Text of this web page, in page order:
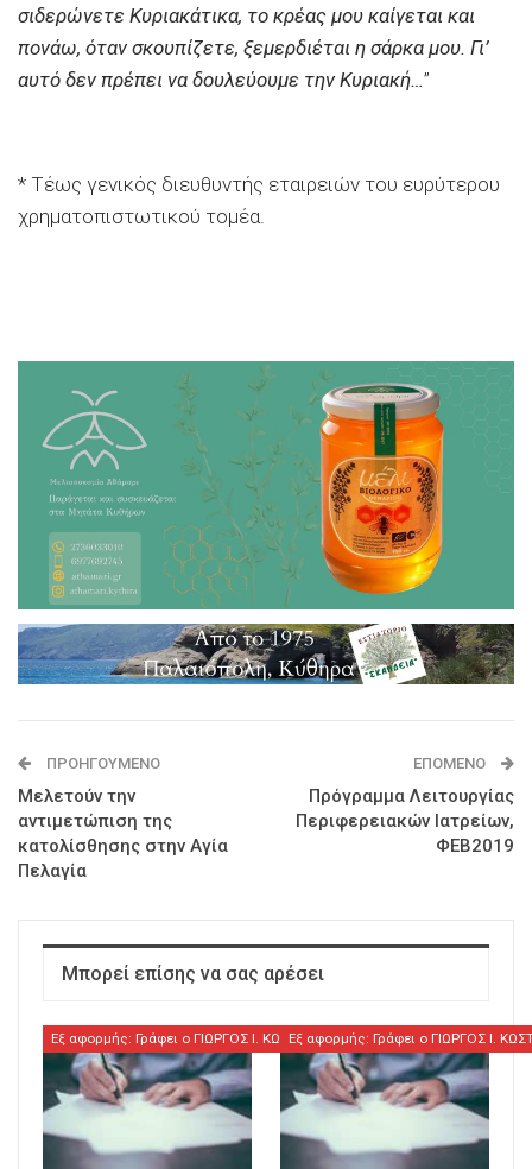
σιδερώνετε Κυριακάτικα, το κρέας μου καίγεται και
πονάω, όταν σκουπίζετε, ξεμερδιέται η σάρκα μου. Γι’
αυτό δεν πρέπει να δουλεύουμε την Κυριακή…”
* Τέως γενικός διευθυντής εταιρειών του ευρύτερου
χρηματοπιστωτικού τομέα.
ΠΡΟΗΓΟΎΜΕΝΟ
Μελετούν την
αντιμετώπιση της
κατολίσθησης στην Αγία
Πελαγία
ΕΠΌΜΕΝΟ
Πρόγραμμα Λειτουργίας
Περιφερειακών Ιατρείων,
ΦΕΒ2019
Μπορεί επίσης να σας αρέσει
Εξ αφορμής: Γράφει ο ΓΙΩΡΓΟΣ Ι. ΚΩΣΤΟΥΛΑΣΕξ αφορμής: Γράφει ο ΓΙΩΡΓΟΣ Ι.